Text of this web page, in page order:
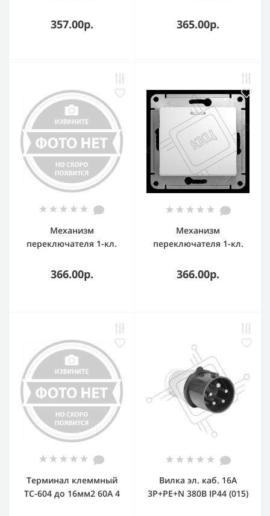
изделий "ДКС серии
VIVA" IP40(2мод)
357.00р.
PROxima
365.00р.
Механизм
переключателя 1-кл.
подсветкой беж. SchE
GSL000263
366.00р.
Механизм
переключателя 1-кл.
подсветкой бел. SchE
GSL000163
366.00р.
Терминал клеммный
TC-604 до 16мм2 60A 4
Вилка эл. каб. 16А
3P+РЕ+N 380В IP44 (015)